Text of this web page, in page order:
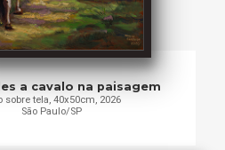
a cavalo na paisagem
sobre tela, 40x50cm, 2026
São Paulo/SP